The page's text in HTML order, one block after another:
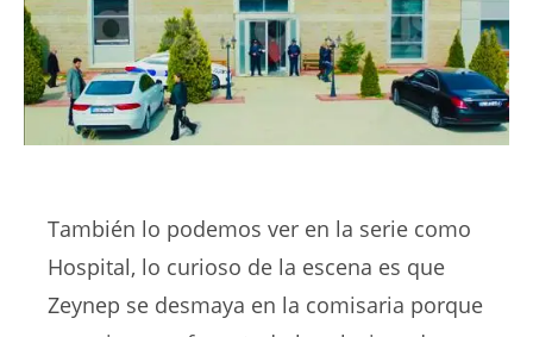
También lo podemos ver en la serie como
Hospital, lo curioso de la escena es que
Zeynep se desmaya en la comisaria porque